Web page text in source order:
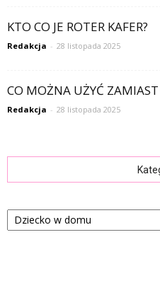
KTO CO JE ROTER KAFER?
Redakcja - 28 listopada 2025
CO MOŻNA UŻYĆ
Redakcja - 28 listopada 2025
Kategorie